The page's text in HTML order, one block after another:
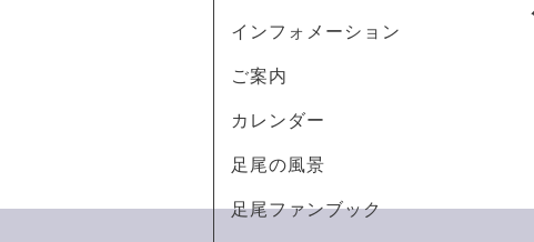
インフォメーション
ご案内
カレンダー
足尾の風景
足尾ファンブック